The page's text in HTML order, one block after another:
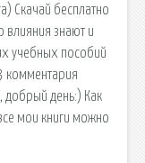
Скачай бесплатно
влияния знают и
учебных пособий
комментария
добрый день:) Как
мои книги можно